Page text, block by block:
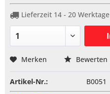
Lieferzeit 14 - 20 Werktage
Merken Bewerten
Artikel-Nr.: B0051